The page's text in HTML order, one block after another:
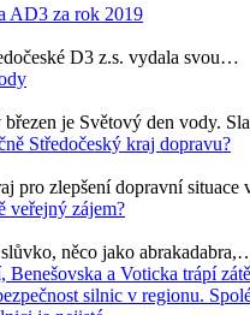
AD3 za rok 2019
D3 z.s. vydala svou…
březen je Světový den vody.
Středočeský kraj dopravu?
pro zlepšení dopravní
veřejný zájem?
něco jako
Benešovska a Voticka trápí
silnic v regionu.